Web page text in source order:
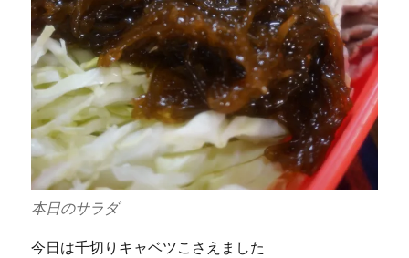
本日のサラダ
今日は千切りキャベツこさえました